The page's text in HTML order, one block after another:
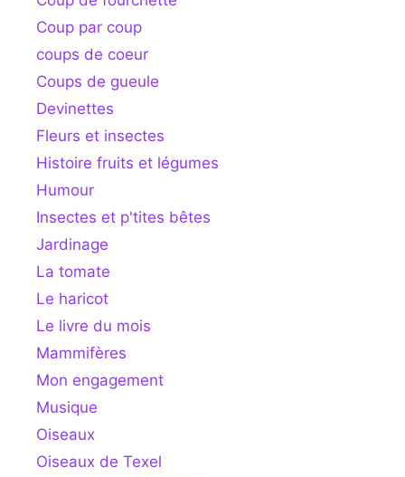
Coup par coup
coups de coeur
Coups de gueule
Devinettes
Fleurs et insectes
Histoire fruits et légumes
Humour
Insectes et p'tites bêtes
Jardinage
La tomate
Le haricot
Le livre du mois
Mammifères
Mon engagement
Musique
Oiseaux
Oiseaux de Texel